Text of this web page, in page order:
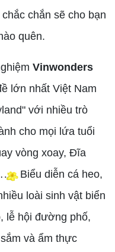
chắn sẽ cho bạn
quên.
Vinwonders
lớn nhất Việt Nam
với nhiều trò
cho mọi lứa tuổi
vòng xoay, Đĩa
Biểu diễn cá heo,
loài sinh vật biển
lễ hội đường phố,
và ẩm thực